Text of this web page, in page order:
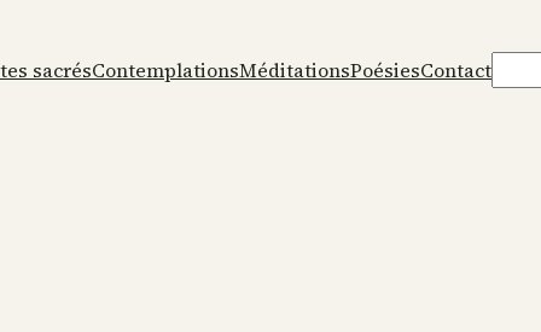
sacrésContemplationsMéditationsPoésiesContact